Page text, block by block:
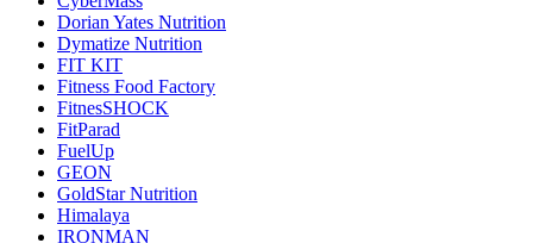
Dorian Yates Nutrition
Dymatize Nutrition
FIT KIT
Fitness Food Factory
FitnesSHOCK
FitParad
FuelUp
GEON
GoldStar Nutrition
Himalaya
IRONMAN